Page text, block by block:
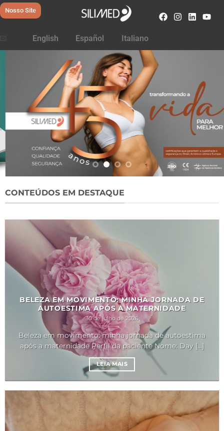
Nosso Site
English Español Italiano
CONTEÚDOS EM DESTAQUE
BELEZA EM MOVIMENTO: MINHA JORNADA DE
AUTOESTIMA APÓS A MATERNIDADE
30 de julho de 2026
Beleza em movimento: minha jornada de autoestima
após a maternidade Perfil da paciente Nome: Day [...]
LEIA MAIS